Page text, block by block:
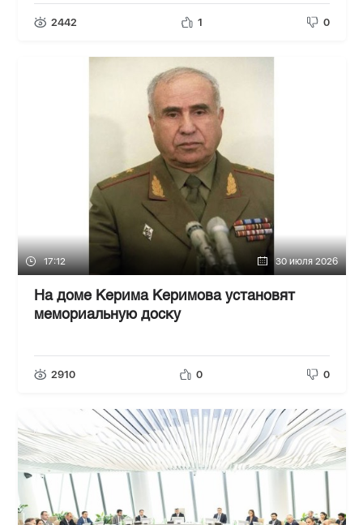
2442 1 0
17:12 30 июля 2026
На доме Керима Керимова установят
мемориальную доску
2910 0 0